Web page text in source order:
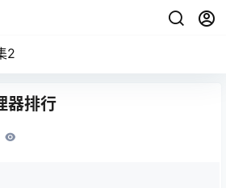
2
器排行